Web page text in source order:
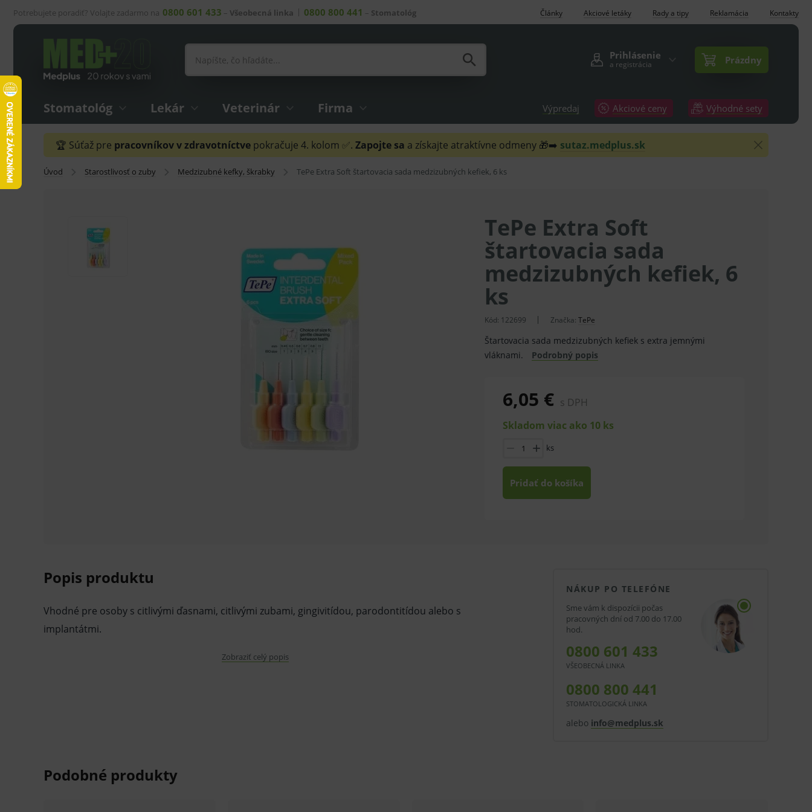
Potrebujete poradiť? Volajte zadarmo na 0800 601 433 – Všeobecná linka 0800 800 441 – Stomatológ Články Akciové letáky Rady a tipy Reklamácia Kontakty
Prihlásenie
a registrácia Prázdny
Stomatológ Lekár Veterinár Firma Výpredaj Akciové ceny Výhodné sety
🏆 Súťaž pre pracovníkov v zdravotníctve pokračuje 4. kolom ✅. Zapojte sa a získajte atraktívne odmeny 🎁➡️ sutaz.medplus.sk
Úvod Starostlivosť o zuby Medzizubné kefky, škrabky TePe Extra Soft štartovacia sada medzizubných kefiek, 6 ks
TePe Extra Soft
štartovacia sada
medzizubných kefiek, 6
ks
Kód: 122699 Značka: TePe
Štartovacia sada medzizubných kefiek s extra jemnými
vláknami.
Podrobný popis
6,05 € s DPH
Skladom viac ako 10 ks
ks
Pridať do košíka
Popis produktu
Vhodné pre osoby s citlivými ďasnami, citlivými zubami, gingivitídou, parodontitídou alebo s
implantátmi.
Sú tiež výborné pre všetkých, ktorí preferujú u medzizubných kefiek jemnejšie vlákna.
zubov.
Zobraziť celý popis
NÁKUP PO TELEFÓNE
Sme vám k dispozícii počas
pracovných dní od 7.00 do 17.00
hod.
0800 601 433
VŠEOBECNÁ LINKA
0800 800 441
STOMATOLOGICKÁ LINKA
alebo info@medplus.sk